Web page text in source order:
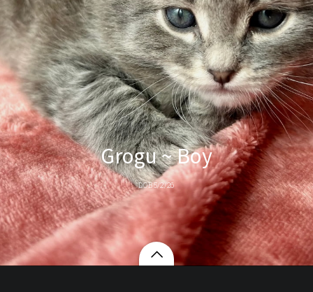
Grogu ~ Boy
DOB 5/2/26